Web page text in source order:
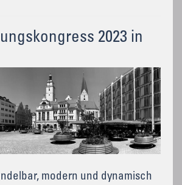
2023 in
modern und dynamisch